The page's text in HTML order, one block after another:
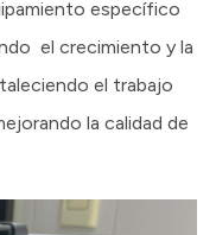
específico
el crecimiento y la
el trabajo
la calidad de